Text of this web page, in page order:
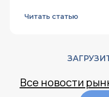
Читать статью
Все новости